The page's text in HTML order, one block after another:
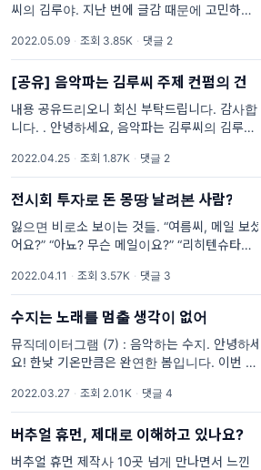
씨의 김루야. 지난 번에 글감 때문에 고민하고
에서도 논의를 많이 했는데, 재무제표를 분석하
는 글을 재개할 때가 된
2022.05.09 · 조회 3.85K · 댓글 2
[공유] 음악파는 김루씨 주제 컨펌의 건
내용 공유드리오니 회신 부탁드립니다. 감사합
니다. . 안녕하세요, 음악파는 김루씨의 김루입
들이 많았죠. 저희가 빠르게 추린 것만 해도 메
타버스, 콘서트의 재개, 뮤직카우 이슈, 퀸덤2,
2022.04.25 · 조회 1.87K · 댓글 2
전시회 투자로 돈 몽땅 날려본 사람?
잃으면 비로소 보이는 것들. “여름씨, 메일 보셨
어요?” “아뇨? 무슨 메일이요?” “리히텐슈타인
회 수익이 -80%요? 그럼 우리는요?” “다 잃은
거죠. 한
2022.04.11 · 조회 3.57K · 댓글 3
수지는 노래를 멈출 생각이 없어
뮤직데이터그램 (7) : 음악하는 수지. 안녕하세
요! 한낮 기온만큼은 완연한 봄입니다. 이번 주
<Satellite> 을 발매한 수지에 관해 이야기해
보겠습니다. 이번 글은 데이터 분석가
2022.03.27 · 조회 2.01K · 댓글 4
버추얼 휴먼, 제대로 이해하고 있나요?
버추얼 휴먼 제작사 10곳 넘게 만나면서 느낀